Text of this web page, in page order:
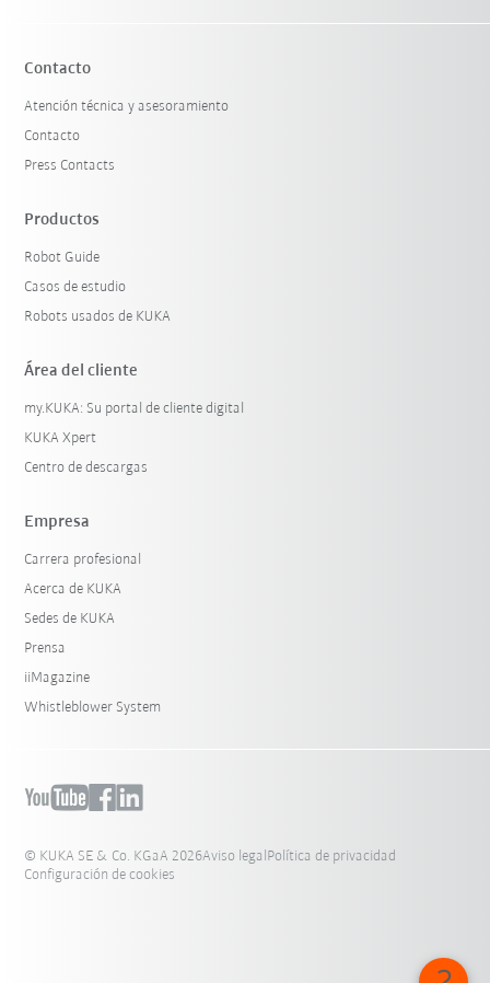
Contacto
Atención técnica y asesoramiento
Contacto
Press Contacts
Productos
Robot Guide
Casos de estudio
Robots usados de KUKA
Área del cliente
my.KUKA: Su portal de cliente digital
KUKA Xpert
Centro de descargas
Empresa
Carrera profesional
Acerca de KUKA
Sedes de KUKA
Prensa
iiMagazine
Whistleblower System
© KUKA SE & Co. KGaA 2026Aviso legalPolítica de privacidad
Configuración de cookies